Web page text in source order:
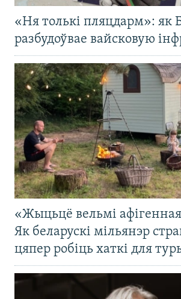
«Ня толькі пляцдарм»: як
разбудоўвае вайсковую
«Жыцьцё вельмі
Як беларускі мільянэр
цяпер робіць хаткі для